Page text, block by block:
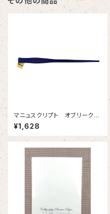
マニュスクリプト オブリークホ
ルダー ネイビーメタリック
¥1,628